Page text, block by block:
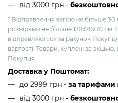
від 3000 грн -
* Відправлення вагою не більше 30
розмірами не більше 120х70х70
відправляються за рахунок
вартості. Товари, куплені за
Покупця.
Доставка у Поштомат:
до 2999 грн - за тарифами
від 3000 грн -